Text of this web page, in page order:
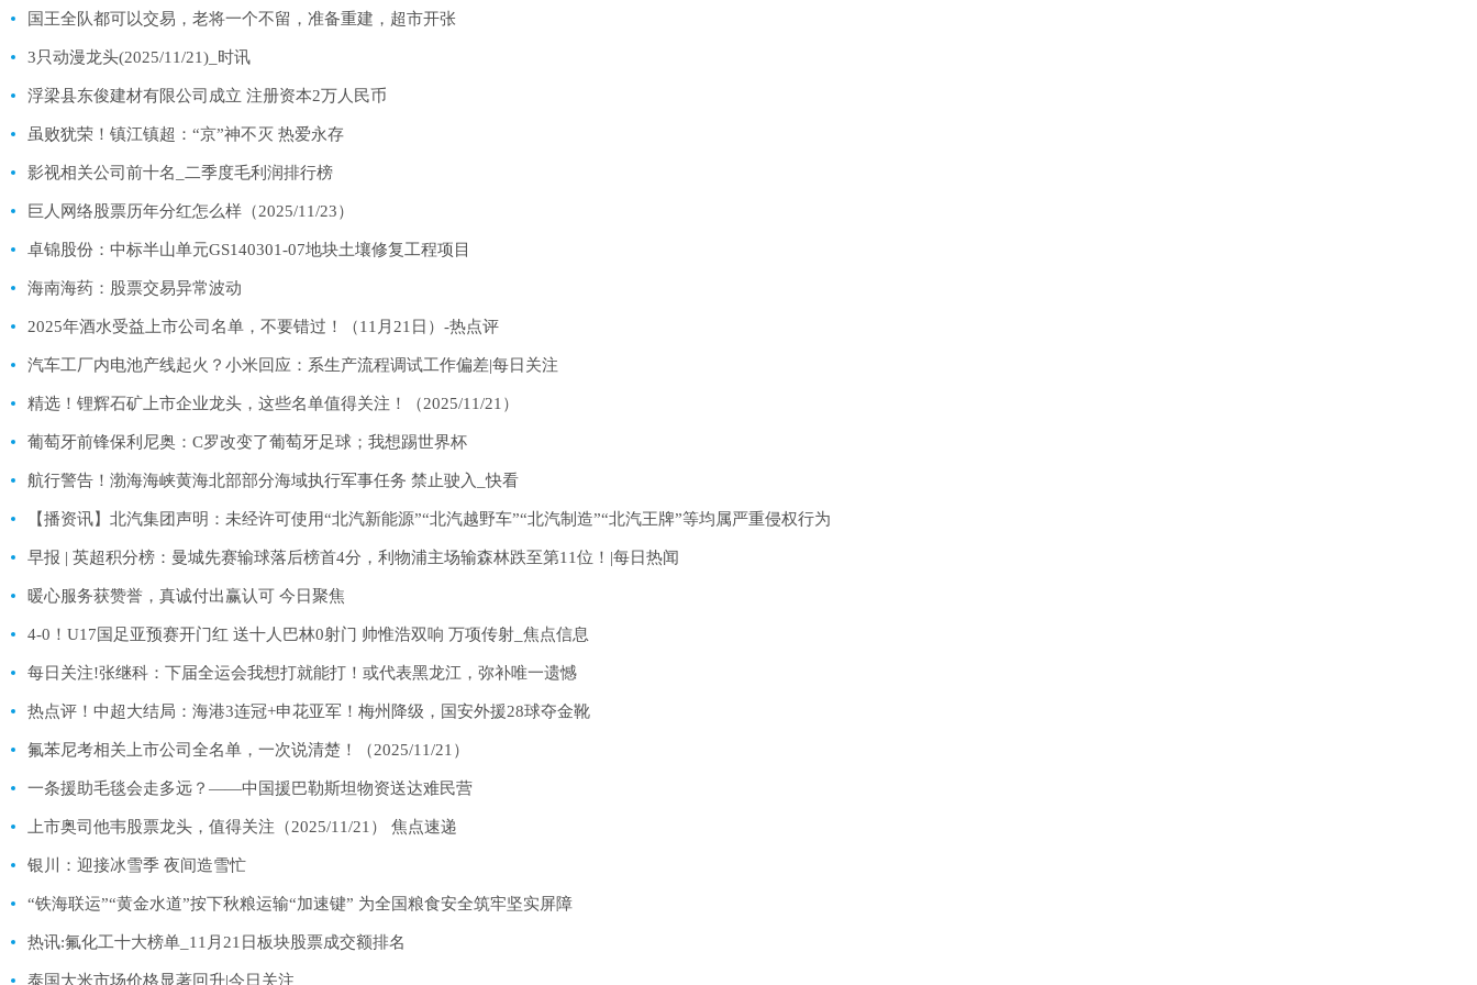
国王全队都可以交易，老将一个不留，准备重建，超市开张
3只动漫龙头(2025/11/21)_时讯
浮梁县东俊建材有限公司成立 注册资本2万人民币
虽败犹荣！镇江镇超：“京”神不灭 热爱永存
影视相关公司前十名_二季度毛利润排行榜
巨人网络股票历年分红怎么样（2025/11/23）
卓锦股份：中标半山单元GS140301-07地块土壤修复工程项目
海南海药：股票交易异常波动
2025年酒水受益上市公司名单，不要错过！（11月21日）-热点评
汽车工厂内电池产线起火？小米回应：系生产流程调试工作偏差|每日关注
精选！锂辉石矿上市企业龙头，这些名单值得关注！（2025/11/21）
葡萄牙前锋保利尼奥：C罗改变了葡萄牙足球；我想踢世界杯
航行警告！渤海海峡黄海北部部分海域执行军事任务 禁止驶入_快看
【播资讯】北汽集团声明：未经许可使用“北汽新能源”“北汽越野车”“北汽制造”“北汽王牌”等均属严重侵权行为
早报 | 英超积分榜：曼城先赛输球落后榜首4分，利物浦主场输森林跌至第11位！|每日热闻
暖心服务获赞誉，真诚付出赢认可 今日聚焦
4-0！U17国足亚预赛开门红 送十人巴林0射门 帅惟浩双响 万项传射_焦点信息
每日关注!张继科：下届全运会我想打就能打！或代表黑龙江，弥补唯一遗憾
热点评！中超大结局：海港3连冠+申花亚军！梅州降级，国安外援28球夺金靴
氟苯尼考相关上市公司全名单，一次说清楚！（2025/11/21）
一条援助毛毯会走多远？——中国援巴勒斯坦物资送达难民营
上市奥司他韦股票龙头，值得关注（2025/11/21） 焦点速递
银川：迎接冰雪季 夜间造雪忙
“铁海联运”“黄金水道”按下秋粮运输“加速键” 为全国粮食安全筑牢坚实屏障
热讯:氟化工十大榜单_11月21日板块股票成交额排名
泰国大米市场价格显著回升|今日关注